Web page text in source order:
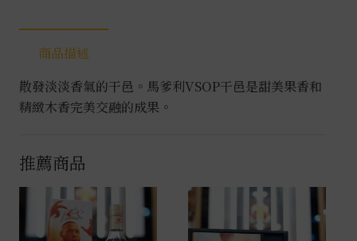
數
商品描述
散發淡淡香氣的干邑。馬爹利VSOP干邑是甜美果香和
精緻木香完美交融的成果。
推薦商品